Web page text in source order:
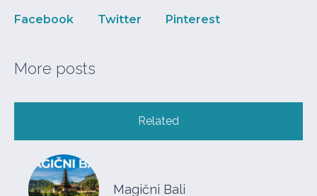
Facebook Twitter Pinterest
More posts
Related
Magični Bali